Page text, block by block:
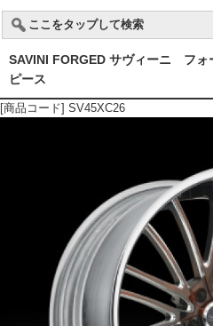
ここをタップして検索
SAVINI FORGED サヴィーニ フ
ピース
[商品コード] SV45XC26